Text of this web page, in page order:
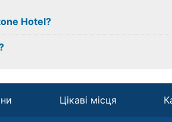
Hotel?
Цікаві місця